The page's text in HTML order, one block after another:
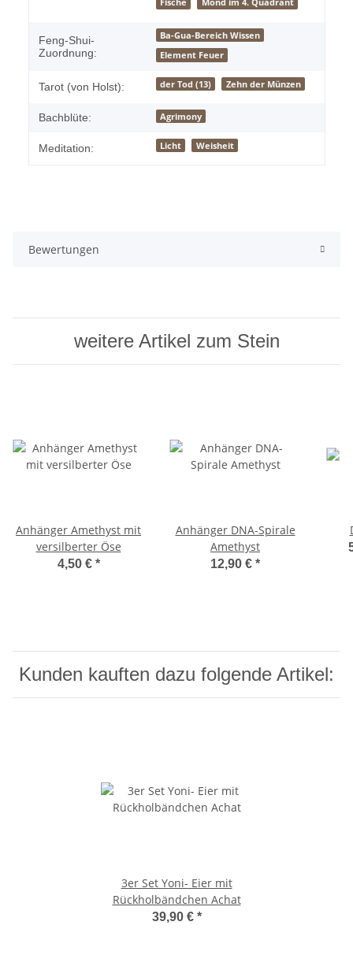
Fische Mond im 4. Quadrant
Feng-Shui-
Zuordnung:
Ba-Gua-Bereich Wissen
Element Feuer
Tarot (von Holst): der Tod (13) Zehn der Münzen
Bachblüte: Agrimony
Meditation: Licht Weisheit
Bewertungen
weitere Artikel zum Stein
Anhänger Amethyst mit
versilberter Öse
4,50 € *
Anhänger DNA-Spirale
Amethyst
12,90 € *
Kunden kauften dazu folgende Artikel:
3er Set Yoni- Eier mit
Rückholbändchen Achat
39,90 € *